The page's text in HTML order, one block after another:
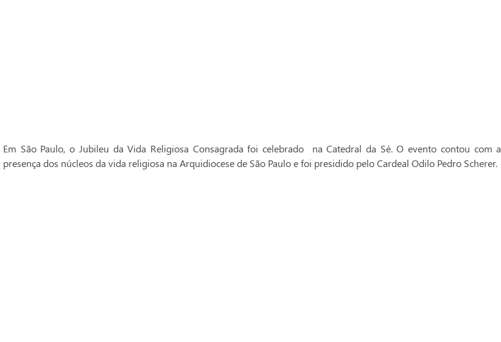
Em São Paulo, o Jubileu da Vida Religiosa Consagrada foi celebrado na Catedral da Sé. O evento contou com a
presença dos núcleos da vida religiosa na Arquidiocese de São Paulo e foi presidido pelo Cardeal Odilo Pedro Scherer.